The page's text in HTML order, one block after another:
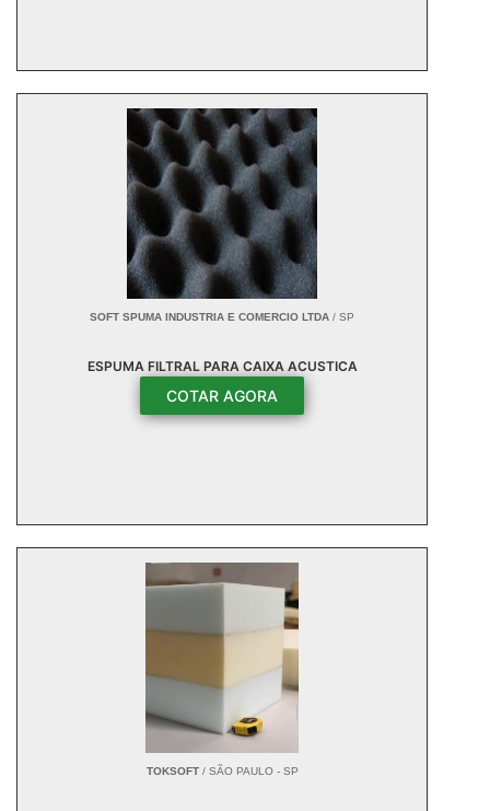
SOFT SPUMA INDUSTRIA E COMERCIO LTDA / SP
ESPUMA FILTRAL PARA CAIXA ACUSTICA
COTAR AGORA
TOKSOFT/ SÃO PAULO - SP